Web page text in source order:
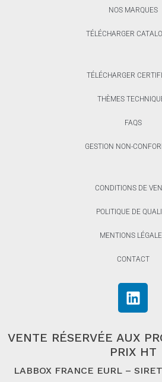
NOS MARQUES
TÉLÉCHARGER
TÉLÉCHARGER
THÈMES
FAQS
GESTION NON-
CONDITIONS DE
POLITIQUE DE
MENTIONS
CONTACT
VENTE RÉSERVÉE AUX
PRIX HT
LABBOX FRANCE EURL –